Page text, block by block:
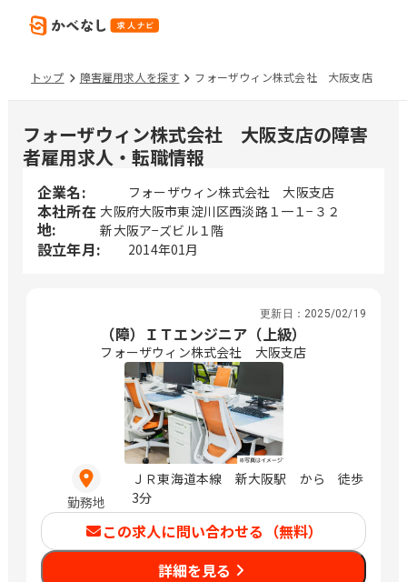
トップ 障害雇用求人を探す フォーザウィン株式会社 大阪支店
フォーザウィン株式会社 大阪支店の障害
者雇用求人・転職情報
企業名: フォーザウィン株式会社 大阪支店
本社所在
地:
大阪府大阪市東淀川区西淡路１一１−３２
新大阪ア−ズビル１階
設立年月: 2014年01月
更新日： 2025/02/19
（障）ＩＴエンジニア（上級）
フォーザウィン株式会社 大阪支店
勤務地
ＪＲ東海道本線 新大阪駅 から 徒歩
3分
この求人に問い合わせる（無料）
詳細を見る